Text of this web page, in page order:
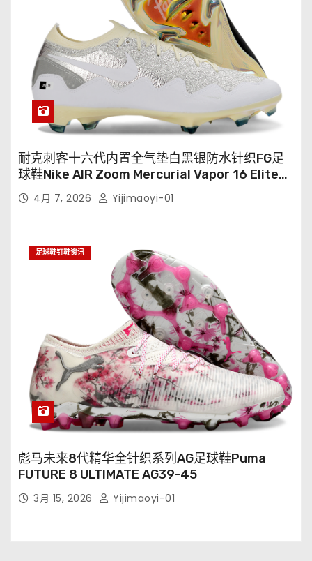
耐克刺客十六代内置全气垫白黑银防水针织FG足
球鞋Nike AIR Zoom Mercurial Vapor 16 Elite
XXV FG35-45
4月 7, 2026 Yijimaoyi-01
足球鞋钉鞋资讯
彪马未来8代精华全针织系列AG足球鞋Puma
FUTURE 8 ULTIMATE AG39-45
3月 15, 2026 Yijimaoyi-01